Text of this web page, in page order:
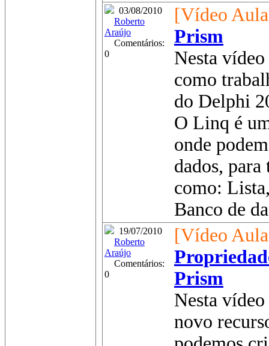
03/08/2010
Roberto
Araújo
Comentários:
0
[Vídeo
Prism
Nesta
como
do Delphi
O Linq é
onde
dados,
como:
Banco de
19/07/2010
Roberto
Araújo
Comentários:
0
[Vídeo
Prism
Nesta
novo